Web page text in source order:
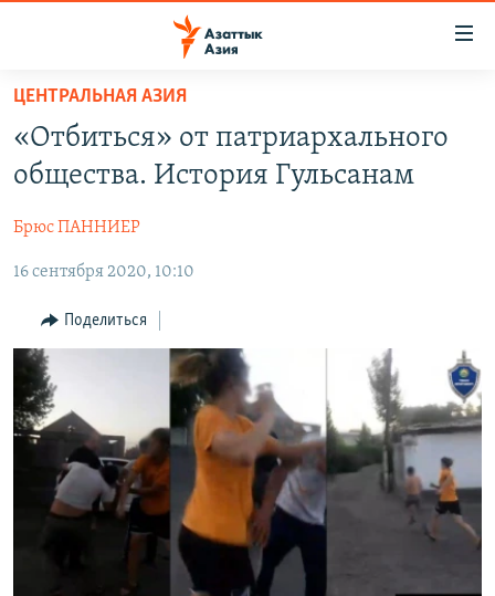
Вернуться
основному
содержанию
навигации
Вернутся
поиску
ЦЕНТРАЛЬНАЯ АЗИЯ
КАЗАХСТАН
УЗБЕКИСТАН
ТАДЖИКИСТАН
НОВОСТИ
НА ДРУГИХ ЯЗЫКАХ
ҚАЗАҚША
КЫРГЫЗЧА
ЎЗБЕКЧА
ТОҶИКӢ
TÜRKMENÇE
Все сайты РСЕ/РС
ЦЕНТРАЛЬНАЯ АЗИЯ
«Отбиться» от патриархального
общества. История Гульсанам
Брюс ПАННИЕР
16 сентября 2020, 10:10
Поделиться